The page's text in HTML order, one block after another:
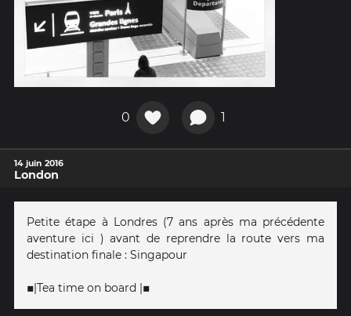
0 1
14 juin 2016
London
Petite étape à Londres (7 ans après ma précédente
aventure ici ) avant de reprendre la route vers ma
destination finale : Singapour
▪|Tea time on board |▪